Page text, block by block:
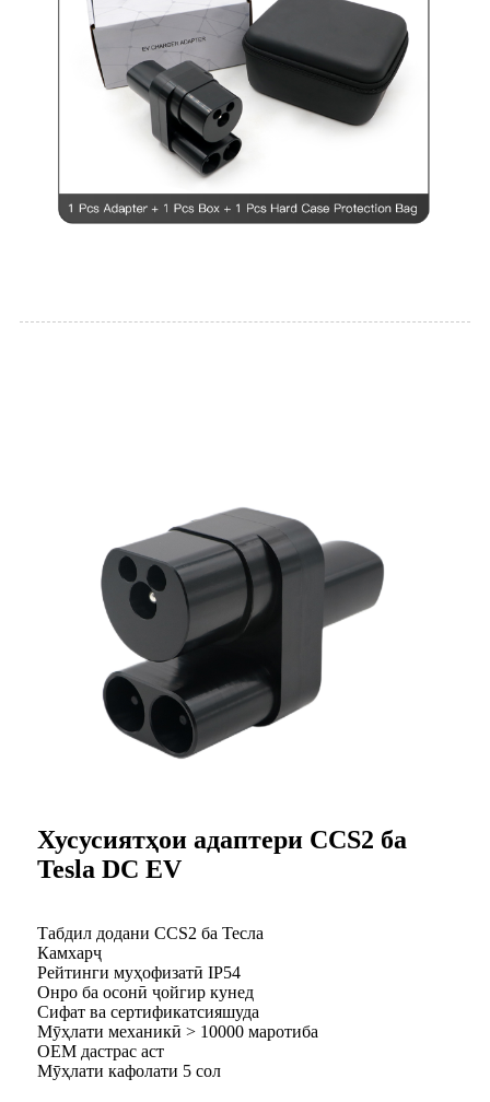
Хусусиятҳои адаптери CCS2 ба
Tesla DC EV
Табдил додани CCS2 ба Тесла
Камхарҷ
Рейтинги муҳофизатӣ IP54
Онро ба осонӣ ҷойгир кунед
Сифат ва сертификатсияшуда
Мӯҳлати механикӣ > 10000 маротиба
OEM дастрас аст
Мӯҳлати кафолати 5 сол